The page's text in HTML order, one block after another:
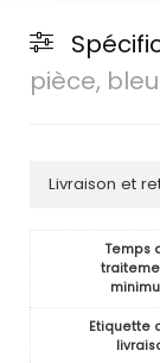
pièce,
Livraison et
Temps
Etiquette